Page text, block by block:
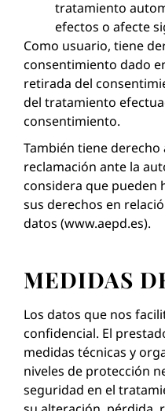
tratamiento
efectos o afecte
Como usuario, tiene
consentimiento dado
retirada del
del tratamiento
consentimiento.
También tiene
reclamación ante la
considera que pueden
sus derechos en
datos (www.aepd.es).
MEDIDAS
Los datos que nos
confidencial. El
medidas técnicas y
niveles de protección
seguridad en el